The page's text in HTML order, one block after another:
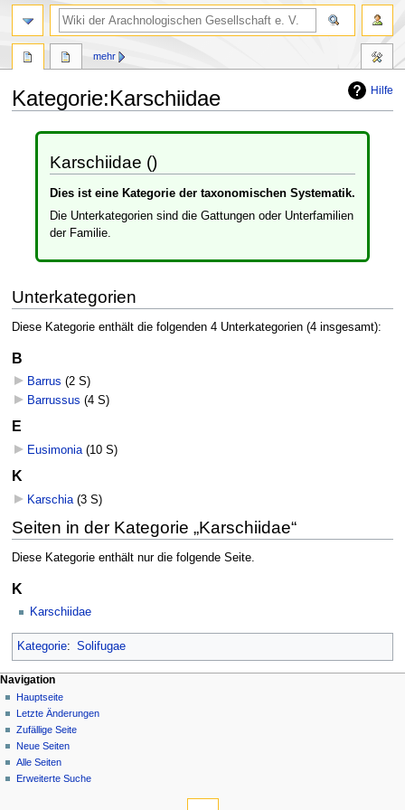
Hilfe
Kategorie:Karschiidae
springen
springenKarschiidae ()
Dies ist eine Kategorie der taxonomischen Systematik.
Die Unterkategorien sind die Gattungen oder Unterfamilien
der Familie.
Unterkategorien
Diese Kategorie enthält die folgenden 4 Unterkategorien (4 insgesamt):
B
Barrus (2 S)
Barrussus (4 S)
E
Eusimonia‎ (10 S)
K
Karschia‎ (3 S)
Seiten in der Kategorie „Karschiidae“
Diese Kategorie enthält nur die folgende Seite.
K
Karschiidae
Kategorie: Solifugae
mehr
Navigation
Hauptseite
Letzte Änderungen
Zufällige Seite
Neue Seiten
Alle Seiten
Erweiterte Suche